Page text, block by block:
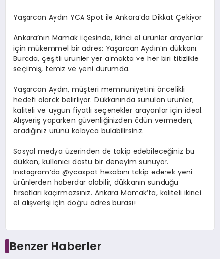
Yaşarcan Aydın YCA Spot ile Ankara’da Dikkat Çekiyor
Ankara’nın Mamak ilçesinde, ikinci el ürünler arayanlar
için mükemmel bir adres: Yaşarcan Aydın’ın dükkanı.
Burada, çeşitli ürünler yer almakta ve her biri titizlikle
seçilmiş, temiz ve yeni durumda.
Yaşarcan Aydın, müşteri memnuniyetini öncelikli
hedefi olarak belirliyor. Dükkanında sunulan ürünler,
kaliteli ve uygun fiyatlı seçenekler arayanlar için ideal.
Alışveriş yaparken güvenliğinizden ödün vermeden,
aradığınız ürünü kolayca bulabilirsiniz.
Sosyal medya üzerinden de takip edebileceğiniz bu
dükkan, kullanıcı dostu bir deneyim sunuyor.
Instagram’da @ycaspot hesabını takip ederek yeni
ürünlerden haberdar olabilir, dükkanın sunduğu
fırsatları kaçırmazsınız. Ankara Mamak’ta, kaliteli ikinci
el alışverişi için doğru adres burası!
Benzer Haberler